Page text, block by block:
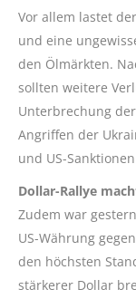
Vor allem lastet
und eine
den Ölmärkten.
sollten weitere
Unterbrechung
Angriffen der
und US-
Dollar-Rallye
Zudem war
US-Währung
den höchsten
stärkerer Dollar